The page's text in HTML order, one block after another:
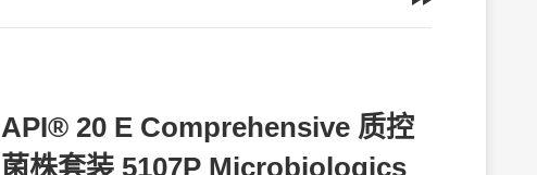
API® 20 E Comprehensive 质控
菌株套装 5107P Microbiologics